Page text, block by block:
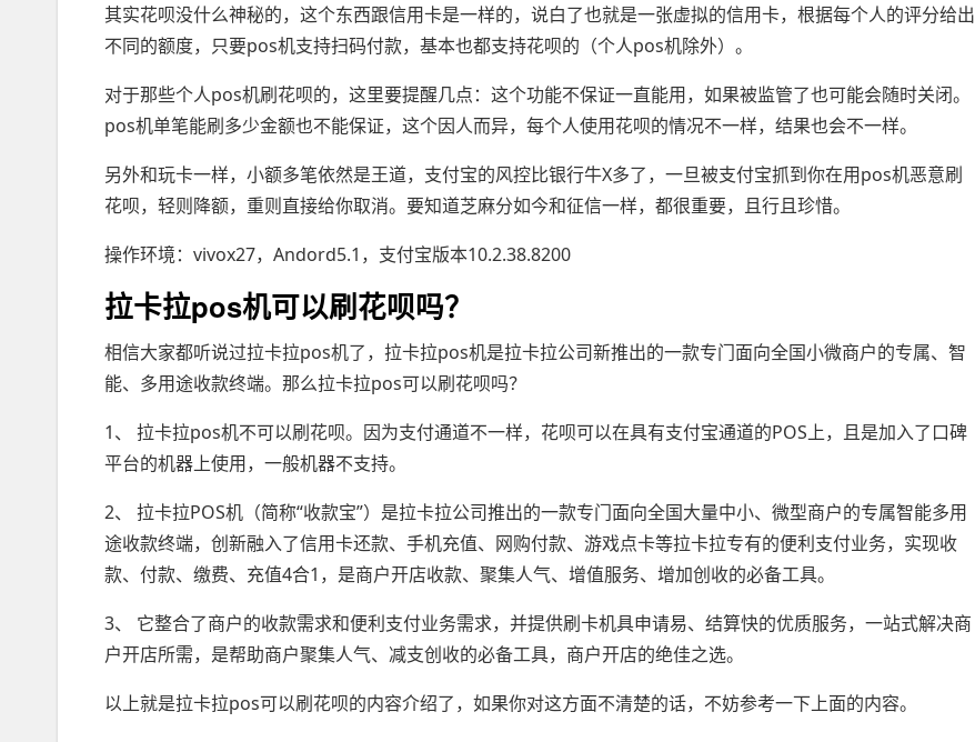
其实花呗没什么神秘的，这个东西跟信用卡是一样的，说白了也就是一张虚拟的信用卡，根据每个人的评分给出
不同的额度，只要pos机支持扫码付款，基本也都支持花呗的（个人pos机除外）。
对于那些个人pos机刷花呗的，这里要提醒几点：这个功能不保证一直能用，如果被监管了也可能会随时关闭。
pos机单笔能刷多少金额也不能保证，这个因人而异，每个人使用花呗的情况不一样，结果也会不一样。
另外和玩卡一样，小额多笔依然是王道，支付宝的风控比银行牛X多了，一旦被支付宝抓到你在用pos机恶意刷
花呗，轻则降额，重则直接给你取消。要知道芝麻分如今和征信一样，都很重要，且行且珍惜。
操作环境：vivox27，Andord5.1，支付宝版本10.2.38.8200
拉卡拉pos机可以刷花呗吗？
相信大家都听说过拉卡拉pos机了，拉卡拉pos机是拉卡拉公司新推出的一款专门面向全国小微商户的专属、智
能、多用途收款终端。那么拉卡拉pos可以刷花呗吗？
1、 拉卡拉pos机不可以刷花呗。因为支付通道不一样，花呗可以在具有支付宝通道的POS上，且是加入了口碑
平台的机器上使用，一般机器不支持。
2、 拉卡拉POS机（简称“收款宝”）是拉卡拉公司推出的一款专门面向全国大量中小、微型商户的专属智能多用
途收款终端，创新融入了信用卡还款、手机充值、网购付款、游戏点卡等拉卡拉专有的便利支付业务，实现收
款、付款、缴费、充值4合1，是商户开店收款、聚集人气、增值服务、增加创收的必备工具。
3、 它整合了商户的收款需求和便利支付业务需求，并提供刷卡机具申请易、结算快的优质服务，一站式解决商
户开店所需，是帮助商户聚集人气、减支创收的必备工具，商户开店的绝佳之选。
以上就是拉卡拉pos可以刷花呗的内容介绍了，如果你对这方面不清楚的话，不妨参考一下上面的内容。